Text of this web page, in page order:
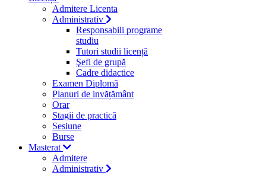
Admitere Licenta
Administrativ
Responsabili programe
studiu
Tutori studii licență
Şefi de grupă
Cadre didactice
Examen Diplomă
Planuri de invățământ
Orar
Stagii de practică
Sesiune
Burse
Masterat
Admitere
Administrativ